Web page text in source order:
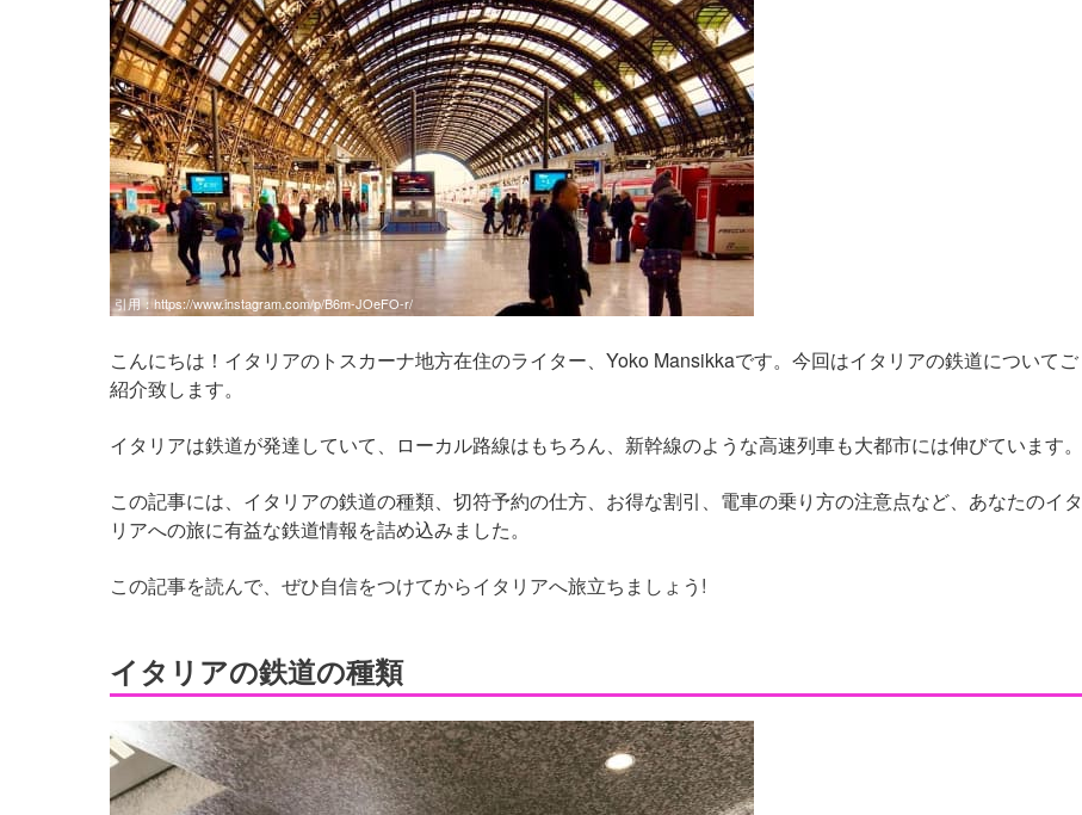
引用：https://www.instagram.com/p/B6m-JOeFO-r/
こんにちは！イタリアのトスカーナ地方在住のライター、Yoko Mansikkaです。今回はイタリアの鉄道についてご
紹介致します。
イタリアは鉄道が発達していて、ローカル路線はもちろん、新幹線のような高速列車も大都市には伸びています。
この記事には、イタリアの鉄道の種類、切符予約の仕方、お得な割引、電車の乗り方の注意点など、あなたのイタ
リアへの旅に有益な鉄道情報を詰め込みました。
この記事を読んで、ぜひ自信をつけてからイタリアへ旅立ちましょう!
イタリアの鉄道の種類